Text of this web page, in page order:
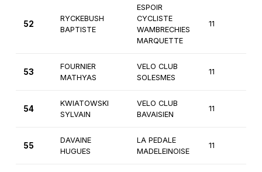
52
RYCKEBUSH
BAPTISTE
ESPOIR
CYCLISTE
WAMBRECHIES
MARQUETTE
11
53
FOURNIER
MATHYAS
VELO CLUB
SOLESMES
11
54
KWIATOWSKI
SYLVAIN
VELO CLUB
BAVAISIEN
11
55
DAVAINE
HUGUES
LA PEDALE
MADELEINOISE
11